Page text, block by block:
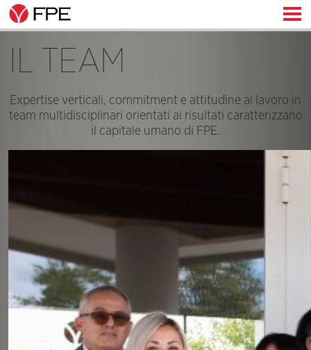
IL TEAM
Expertise verticali, commitment e attitudine al lavoro in
team multidisciplinari orientati ai risultati caratterizzano
il capitale umano di FPE.